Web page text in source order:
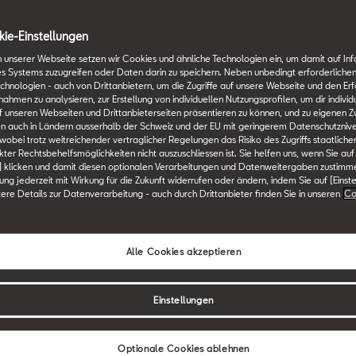
Konzern bekennt sich zu
Reihe von
Dabei
und internationale
sowie interne
des Unternehmens
Konzerns
Grund stellen wir
Geschäftspartnern und
folgende Angaben zur
Einstellungen
unserer Webseite setzen wir Cookies und ähnliche Technologien ein, um damit auf
Systems zuzugreifen oder Daten darin zu speichern. Neben unbedingt
- auch von Drittanbietern, um die Zugriffe auf unsere Webseite und den
zu analysieren, zur Erstellung von individuellen Nutzungsprofilen, um dir
unseren Webseiten und Drittanbieterseiten präsentieren zu können, und zu eigenen
auch in Ländern ausserhalb der Schweiz und der EU mit geringerem
trotz weitreichender vertraglicher Regelungen das Risiko des Zugriffs
Rechtsbehelfsmöglichkeiten nicht auszuschliessen ist. Sie helfen uns, wenn Sie
klicken und damit diesen optionalen Verarbeitungen und Datenweitergaben
jederzeit mit Wirkung für die Zukunft widerrufen oder ändern, indem Sie auf
Details zur Datenverarbeitung - auch durch Drittanbieter finden Sie in unseren
Optionale Cookies ablehnen
Alle Cookies akzeptieren
Einstellungen